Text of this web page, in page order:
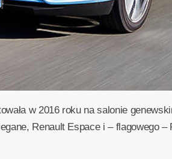
w 2016 roku na salonie
Renault Espace i – flagowego